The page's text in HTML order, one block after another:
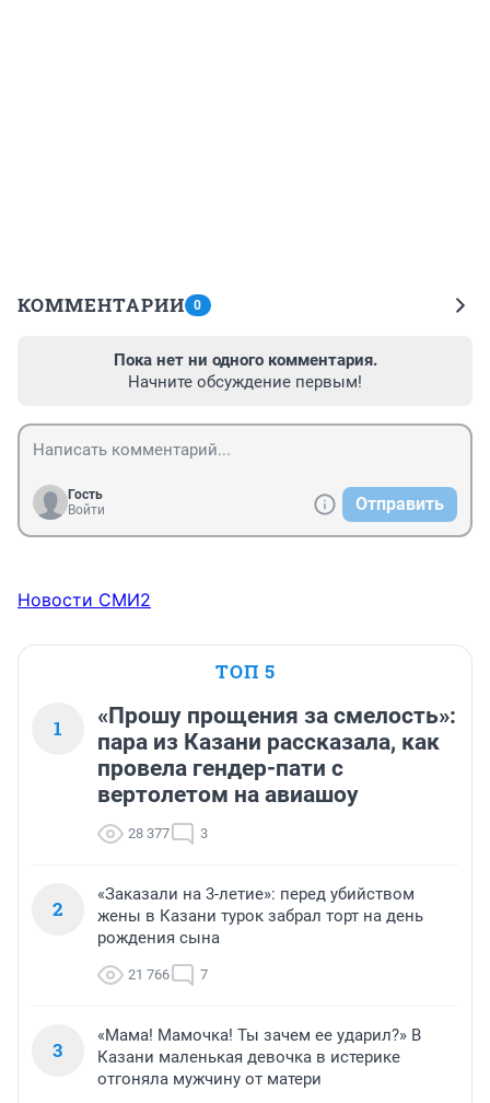
КОММЕНТАРИИ 0
Пока нет ни одного комментария.
Начните обсуждение первым!
Гость
Войти
Отправить
Новости СМИ2
ТОП 5
1
«Прошу прощения за смелость»:
пара из Казани рассказала, как
провела гендер-пати с
вертолетом на авиашоу
28 377 3
2
«Заказали на 3-летие»: перед убийством
жены в Казани турок забрал торт на день
рождения сына
21 766 7
3
«Мама! Мамочка! Ты зачем ее ударил?» В
Казани маленькая девочка в истерике
отгоняла мужчину от матери